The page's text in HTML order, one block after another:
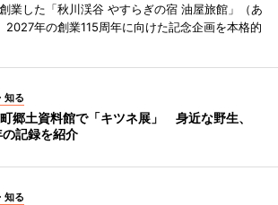
業した「秋川渓谷 やすらぎの宿 油屋旅館」（あ
2027年の創業115周年に向けた記念企画を本格的
知る
郷土資料館で「キツネ展」 身近な野生、
記録を紹介
知る